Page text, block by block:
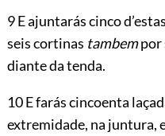
9 E ajuntarás cinco
seis cortinas tambempor
diante da tenda.
10 E farás cincoenta
extremidade, na juntura,